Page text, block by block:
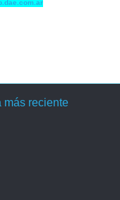
más reciente